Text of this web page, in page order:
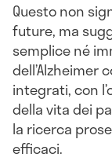
Questo non
future, ma
semplice né
dell’Alzheimer
integrati, con
della vita dei
la ricerca
efficaci.